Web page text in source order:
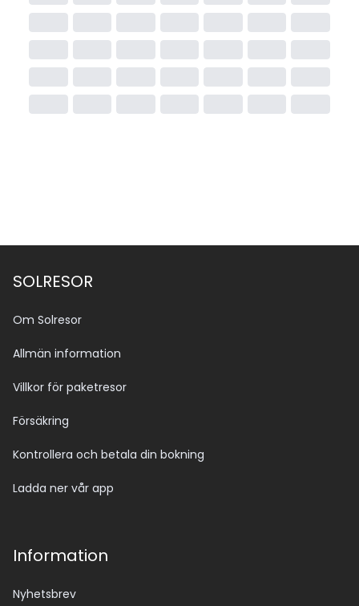
SOLRESOR
Om Solresor
Allmän information
Villkor för paketresor
Försäkring
Kontrollera och betala din bokning
Ladda ner vår app
Information
Nyhetsbrev